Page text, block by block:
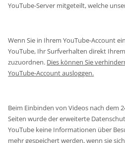
YouTube-Server mitgeteilt, welche
Wenn Sie in Ihrem YouTube-Account
YouTube, Ihr Surfverhalten direkt
zuzuordnen. Dies können Sie
YouTube-Account ausloggen.
Beim Einbinden von Videos nach dem
Seiten wurde der erweiterte
YouTube keine Informationen über
mehr gespeichert werden, wenn sie